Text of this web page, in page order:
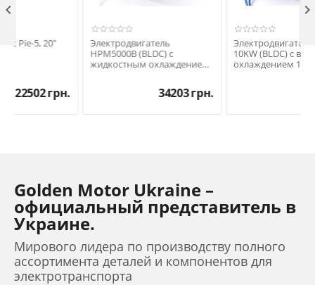
20"
грн.
Электродвигатель
HPM5000B (BLDC) с
жидкостным охлаждением
грн.
Электродвигатель HPM-
10KW (BLDC) с воздушным
охлаждением 10кВт
 
Golden Motor Ukraine –
официальный представитель в
Украине.
Мирового лидера по производству полного
ассортимента деталей и компонентов для
электротранспорта